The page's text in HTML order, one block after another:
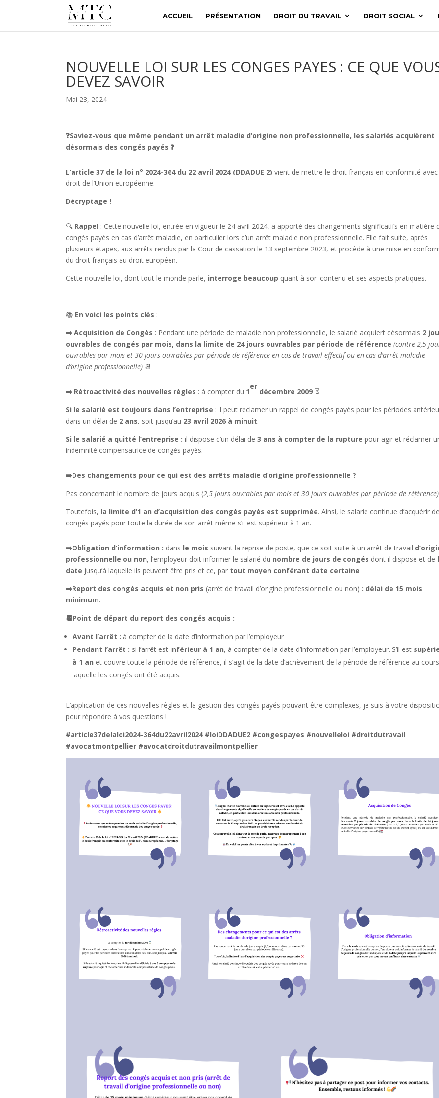
ACCUEIL PRÉSENTATION DROIT DU TRAVAIL DROIT SOCIAL
NOUVELLE LOI SUR LES CONGES PAYES : CE QUE
DEVEZ SAVOIR
Mai 23, 2024
❓Saviez-vous que même pendant un arrêt maladie d’origine non professionnelle, les salariés acquièrent
désormais des congés payés❓
L’article 37 de la loi n° 2024-364 du 22 avril 2024 (DDADUE 2) vient de mettre le droit français en conformité avec
droit de l’Union européenne.
Décryptage !
🔍 Rappel : Cette nouvelle loi, entrée en vigueur le 24 avril 2024, a apporté des changements significatifs en matière
congés payés en cas d’arrêt maladie, en particulier lors d’un arrêt maladie non professionnelle. Elle fait suite, après
plusieurs étapes, aux arrêts rendus par la Cour de cassation le 13 septembre 2023, et procède à une mise en
du droit français au droit européen.
Cette nouvelle loi, dont tout le monde parle, interroge beaucoup quant à son contenu et ses aspects pratiques.
📚 En voici les points clés :
➡️ Acquisition de Congés : Pendant une période de maladie non professionnelle, le salarié acquiert désormais 2
ouvrables de congés par mois, dans la limite de 24 jours ouvrables par période de référence(contre 2,5
ouvrables par mois et 30 jours ouvrables par période de référence en cas de travail effectif ou en cas d’arrêt maladie
d’origine professionnelle) 📆
➡️ Rétroactivité des nouvelles règles : à compter du 1
er
décembre 2009 ⏳
Si le salarié est toujours dans l’entreprise : il peut réclamer un rappel de congés payés pour les périodes
dans un délai de 2 ans, soit jusqu’au 23 avril 2026 à minuit.
Si le salarié a quitté l’entreprise : il dispose d’un délai de3 ans à compter de la rupture pour agir et réclamer
indemnité compensatrice de congés payés.
➡️Des changements pour ce qui est des arrêts maladie d’origine professionnelle ?
Pas concernant le nombre de jours acquis (2,5 jours ouvrables par mois et 30 jours ouvrables par période de référence).
Toutefois, la limite d’1 an d’acquisition des congés payés est supprimée. Ainsi, le salarié continue d’acquérir
congés payés pour toute la durée de son arrêt même s’il est supérieur à 1 an.
➡️Obligation d’information : dans le mois suivant la reprise de poste, que ce soit suite à un arrêt de travail
professionnelle ou non, l’employeur doit informer le salarié du nombre de jours de congés dont il dispose et de
date jusqu’à laquelle ils peuvent être pris et ce, par tout moyen conférant date certaine
➡️Report des congés acquis et non pris (arrêt de travail d’origine professionnelle ou non) : délai de 15 mois
minimum.
📆Point de départ du report des congés acquis :
Avant l’arrêt : à compter de la date d’information par l’employeur
Pendant l’arrêt : si l’arrêt est inférieur à 1 an, à compter de la date d’information par l’employeur. S’il est
à 1 an et couvre toute la période de référence, il s’agit de la date d’achèvement de la période de référence au
laquelle les congés ont été acquis.
L’application de ces nouvelles règles et la gestion des congés payés pouvant être complexes, je suis à votre
pour répondre à vos questions !
#article37delaloi2024-364du22avril2024 #loiDDADUE2 #congespayes #nouvelleloi #droitdutravail
#avocatmontpellier #avocatdroitdutravailmontpellier